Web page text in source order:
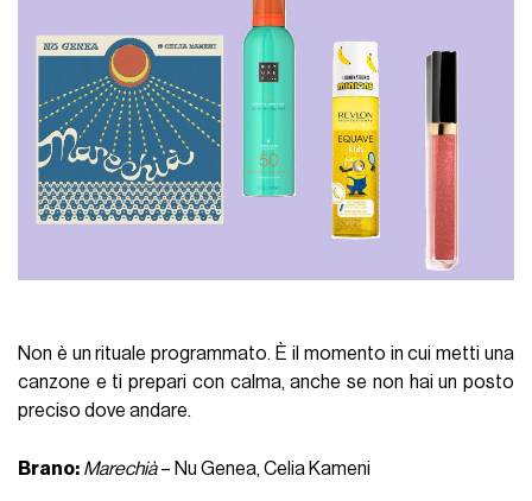
Non è un rituale programmato. È il momento in cui metti una
canzone e ti prepari con calma, anche se non hai un posto
preciso dove andare.
Brano: Marechià– Nu Genea, Celia Kameni